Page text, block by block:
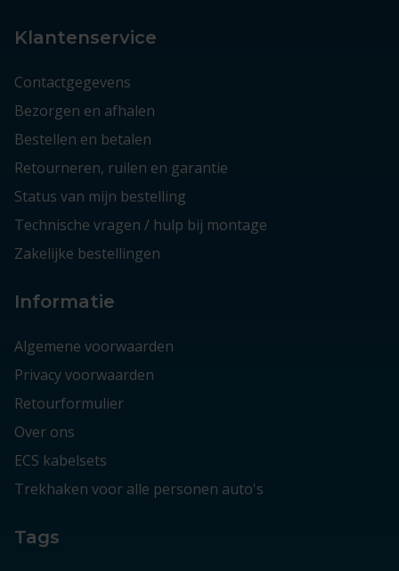
Klantenservice
Contactgegevens
Bezorgen en afhalen
Bestellen en betalen
Retourneren, ruilen en garantie
Status van mijn bestelling
Technische vragen / hulp bij montage
Zakelijke bestellingen
Informatie
Algemene voorwaarden
Privacy voorwaarden
Retourformulier
Over ons
ECS kabelsets
Trekhaken voor alle personen auto's
Tags